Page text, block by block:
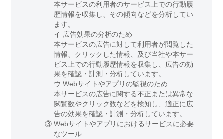
本サービスの利用者のサービス上での行動履
歴情報を収集し、その傾向などを分析してい
ます。
イ 広告効果の分析のため
本サービスの広告に対して利用者が閲覧した
情報、クリックした情報、及び当社や本サー
ビス上での行動履歴情報を収集し、広告の効
果を確認・計測・分析しています。
ウ Webサイトやアプリの監視のため
本サービスの広告に関する不正または異常な
閲覧数やクリック数などを検知し、適正に広
告の効果を確認・計測・分析しています。
③Webサイトやアプリにおけるサービスに必要
なツール